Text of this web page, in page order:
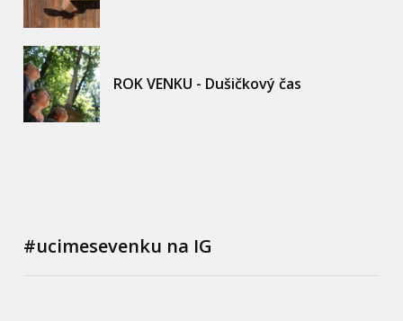
ROK VENKU - Dušičkový čas
#ucimesevenku na IG